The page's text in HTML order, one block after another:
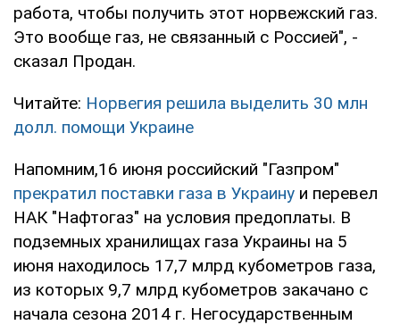
работа, чтобы получить этот норвежский газ.
Это вообще газ, не связанный с Россией", -
сказал Продан.
Читайте: Норвегия решила выделить 30 млн
долл. помощи Украине
Напомним,16 июня российский "Газпром"
прекратил поставки газа в Украину и перевел
НАК "Нафтогаз" на условия предоплаты. В
подземных хранилищах газа Украины на 5
июня находилось 17,7 млрд кубометров газа,
из которых 9,7 млрд кубометров закачано с
начала сезона 2014 г. Негосударственным